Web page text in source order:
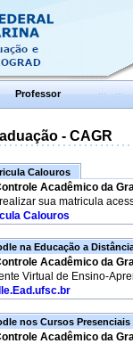
Professor
- CAGR
Calouros
Acadêmico da
sua matricula
Calouros
na Educação a
Acadêmico da
Virtual de Ensino-
nos Cursos Presenciais
Acadêmico da